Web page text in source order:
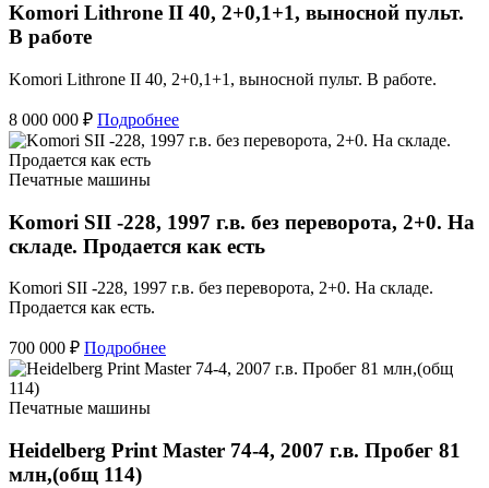
Komori Lithrone II 40, 2+0,1+1, выносной пульт.
В работе
Komori Lithrone II 40, 2+0,1+1, выносной пульт. В работе.
8 000 000 ₽ Подробнее
Печатные машины
Komori SII -228, 1997 г.в. без переворота, 2+0. На
складе. Продается как есть
Komori SII -228, 1997 г.в. без переворота, 2+0. На складе.
Продается как есть.
700 000 ₽ Подробнее
Печатные машины
Heidelberg Print Master 74-4, 2007 г.в. Пробег 81
млн,(общ 114)